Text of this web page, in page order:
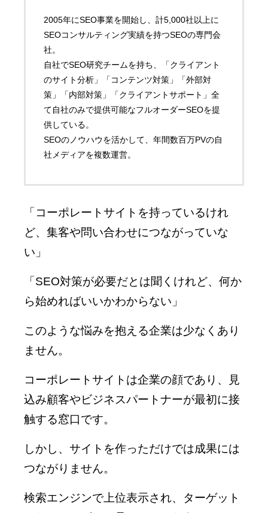
2005年にSEO事業を開始し、計5,000社以上に
SEOコンサルティング実績を持つSEOの専門会
社。
自社でSEO研究チームを持ち、「クライアント
のサイト分析」「コンテンツ対策」「外部対
策」「内部対策」「クライアントサポート」全
て自社のみで提供可能なフルオーダーSEOを提
供している。
SEOのノウハウを活かして、年間数百万PVの自
社メディアを複数運営。
「コーポレートサイトを持っているけれ
ど、集客や問い合わせにつながっていな
い」
「SEO対策が必要だとは聞くけれど、何か
ら始めればいいかわからない」
このような悩みを抱える企業は少なくあり
ません。
コーポレートサイトは企業の顔であり、見
込み顧客やビジネスパートナーが最初に接
触する窓口です。
しかし、サイトを作っただけでは成果には
つながりません。
検索エンジンで上位表示され、ターゲット